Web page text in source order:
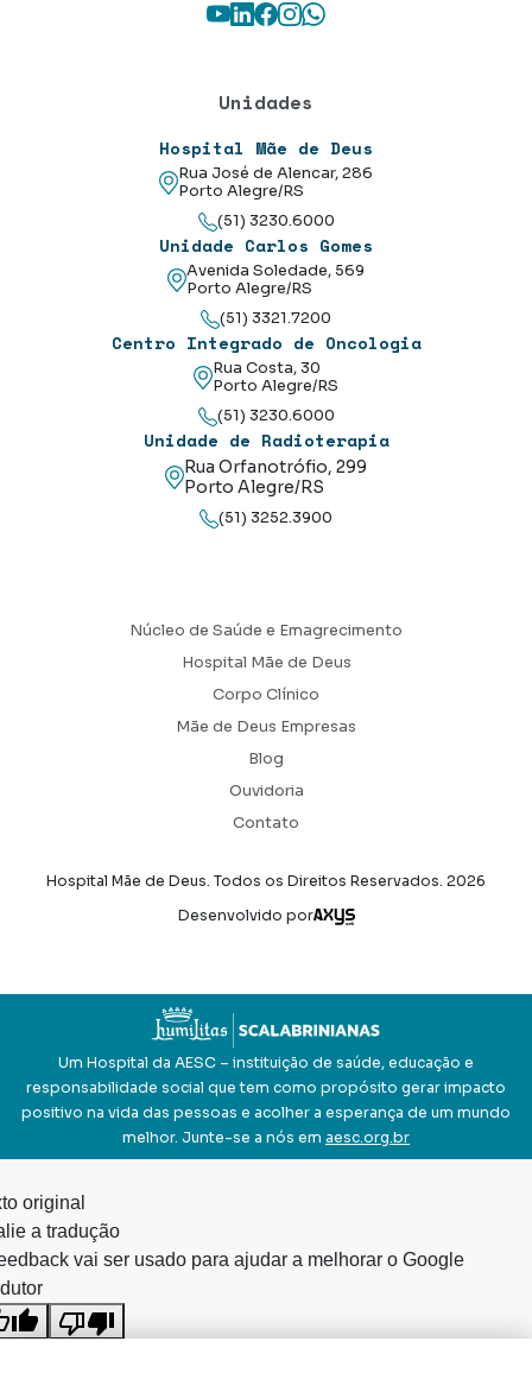
Youtube
LinkedIn
Facebook
Instagram
WhatsApp
Unidades
Hospital Mãe de Deus
Rua José de Alencar, 286
Porto Alegre/RS
(51) 3230.6000
Unidade Carlos Gomes
Avenida Soledade, 569
Porto Alegre/RS
(51) 3321.7200
Centro Integrado de Oncologia
Rua Costa, 30
Porto Alegre/RS
(51) 3230.6000
Unidade de Radioterapia
Rua Orfanotrófio, 299
Porto Alegre/RS
(51) 3252.3900
Núcleo de Saúde e Emagrecimento
Hospital Mãe de Deus
Corpo Clínico
Mãe de Deus Empresas
Blog
Ouvidoria
Contato
Hospital Mãe de Deus. Todos os Direitos Reservados. 2026
Desenvolvido por
Axysweb
Um Hospital da AESC – instituição de saúde, educação e
responsabilidade social que tem como propósito gerar impacto
positivo na vida das pessoas e acolher a esperança de um mundo
melhor. Junte-se a nós em aesc.org.br
original
a tradução
vai ser usado para ajudar a melhorar o Google